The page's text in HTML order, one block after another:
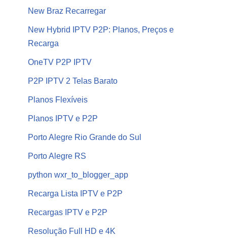
New Braz Recarregar
New Hybrid IPTV P2P: Planos, Preços e
Recarga
OneTV P2P IPTV
P2P IPTV 2 Telas Barato
Planos Flexíveis
Planos IPTV e P2P
Porto Alegre Rio Grande do Sul
Porto Alegre RS
python wxr_to_blogger_app
Recarga Lista IPTV e P2P
Recargas IPTV e P2P
Resolução Full HD e 4K